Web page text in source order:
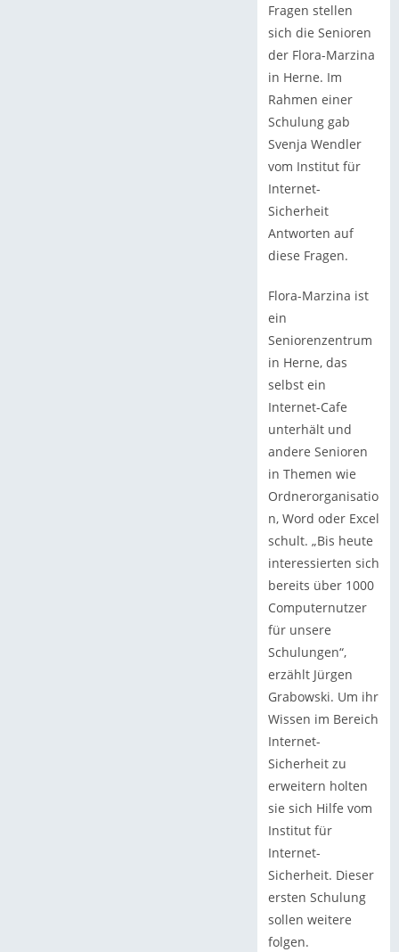
Fragen stellen
sich die Senioren
der Flora-Marzina
in Herne. Im
Rahmen einer
Schulung gab
Svenja Wendler
vom Institut für
Internet-
Sicherheit
Antworten auf
diese Fragen.
Flora-Marzina ist
ein
Seniorenzentrum
in Herne, das
selbst ein
Internet-Cafe
unterhält und
andere Senioren
in Themen wie
Ordnerorganisatio
n, Word oder Excel
schult. „Bis heute
interessierten sich
bereits über 1000
Computernutzer
für unsere
Schulungen“,
erzählt Jürgen
Grabowski. Um ihr
Wissen im Bereich
Internet-
Sicherheit zu
erweitern holten
sie sich Hilfe vom
Institut für
Internet-
Sicherheit. Dieser
ersten Schulung
sollen weitere
folgen.